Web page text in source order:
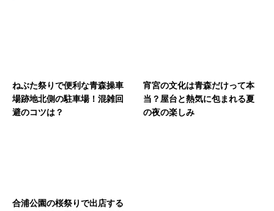
ねぶた祭りで便利な青森操車
場跡地北側の駐車場！混雑回
避のコツは？
宵宮の文化は青森だけって本
当？屋台と熱気に包まれる夏
の夜の楽しみ
合浦公園の桜祭りで出店する